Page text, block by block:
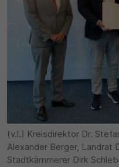
(v.l.) Kreisdirektor Dr.
Alexander Berger, Landrat
Stadtkämmerer Dirk
Name
Anbieter
Cookie Consent / Ahlen
Laufzeit
1 Jahr
Zweck
Matomo
Laufzeit
1 Jahr
Zweck
Wird für statistische
wie die eindeutige
Name